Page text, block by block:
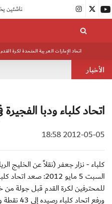
اتحاد الإمارات العربية المتحدة لكرة القدم
الأخبار
اتحاد كلباء ودبا
2012-05-05 18:58
كلباء - نزار جعفر (نقلاً عن الخليج
السبت 5 مايو 2012:
للمحترفين لكرة القدم قبل جولة من
ورفع